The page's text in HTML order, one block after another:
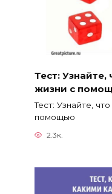
Тест: Узнайте,
жизни с
Тест: Узнайте,
помощью
2.3к.